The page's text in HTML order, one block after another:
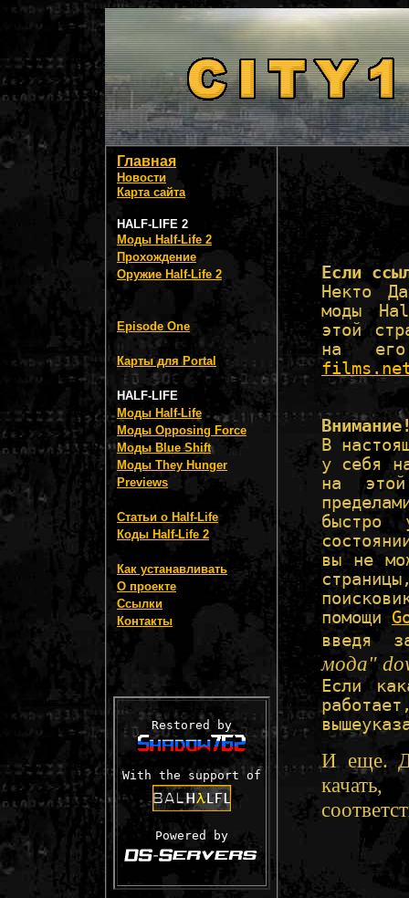
Главная
Новости
Карта сайта
HALF-LIFE 2
Моды Half-Life 2
Прохождение
Оружие Half-Life 2
Episode One
Карты для Portal
HALF-LIFE
Моды Half-Life
Моды Opposing Force
Моды Blue Shift
Моды They Hunger
Previews
Статьи о Half-Life
Коды Half-Life 2
Как устанавливать
О проекте
Ссылки
Контакты
Restored by
With the support of
Powered by
Если
Некто
моды
этой
на
В
у себя
на
вы не
помощи
введя
мода"
Если
И еще.